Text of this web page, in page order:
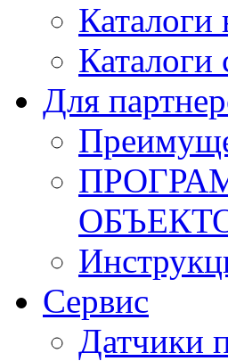
Каталоги
Для
Сервис
Датчики